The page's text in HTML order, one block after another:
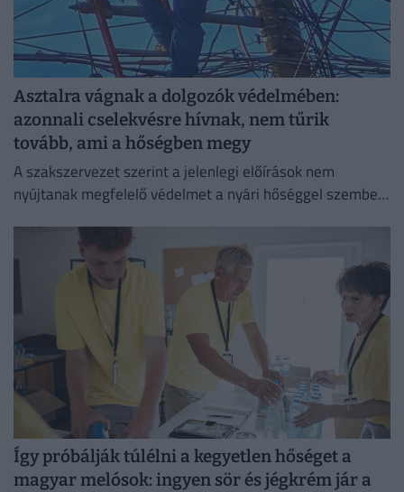
Asztalra vágnak a dolgozók védelmében:
azonnali cselekvésre hívnak, nem tűrik
tovább, ami a hőségben megy
A szakszervezet szerint a jelenlegi előírások nem
nyújtanak megfelelő védelmet a nyári hőséggel szemben,
védelmében.
Így próbálják túlélni a kegyetlen hőséget a
magyar melósok: ingyen sör és jégkrém jár a